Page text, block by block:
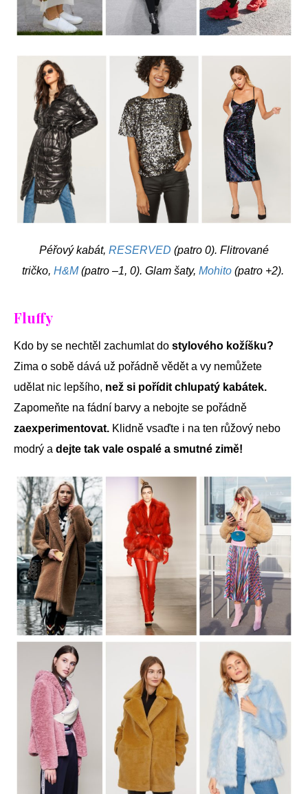
Péřový kabát, RESERVED (patro 0). Flitrované
tričko, H&M(patro –1, 0). Glam šaty, Mohito (patro +2).
Fluffy
Kdo by se nechtěl zachumlat do stylového kožíšku?
Zima o sobě dává už pořádně vědět a vy nemůžete
udělat nic lepšího, než si pořídit chlupatý kabátek.
Zapomeňte na fádní barvy a nebojte se pořádně
zaexperimentovat. Klidně vsaďte i na ten růžový nebo
modrý a dejte tak vale ospalé a smutné zimě!